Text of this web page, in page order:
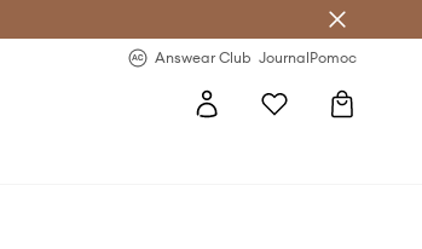
Answear Club JournalPomoc